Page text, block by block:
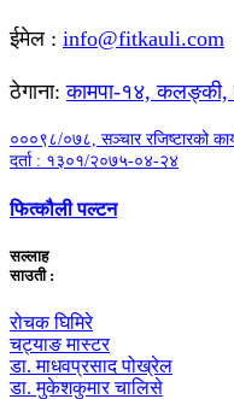
ईमेल : info@fitkauli.com
ठेगाना:कामपा-१४, कलङ्की,
०००९८/०७८, सञ्चार रजिष्टारको
दर्ता : १३०१/२०७५-०४-२४
फित्कौली पल्टन
सल्लाह
साउती :
रोचक घिमिरे
चट्याङ मास्टर
डा. माधवप्रसाद पोख्रेल
डा. मुकेशकुमार चालिसे